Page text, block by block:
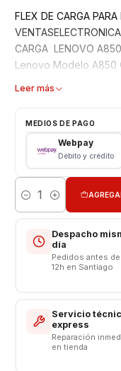
FLEX DE CARGA
CARGA LENOVO
Lenovo Modelo A850
CONTINUADO
CHILE [http://
Leer más
MEDIOS DE PAGO
Webpay
Débito y crédito
Cantidad
Despacho
día
Pedidos antes
12h en Santiago
Servicio
express
Reparación
en tienda